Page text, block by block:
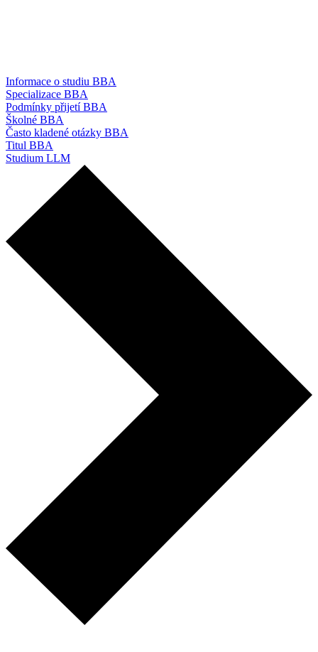
Informace o studiu BBA
Specializace BBA
Podmínky přijetí BBA
Školné BBA
Často kladené otázky BBA
Titul BBA
Studium LLM